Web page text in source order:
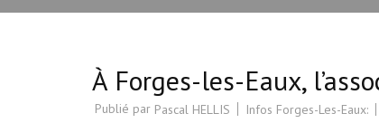
À Forges-les-Eaux,
Publié par Pascal HELLIS Infos Forges-Les-Eaux: